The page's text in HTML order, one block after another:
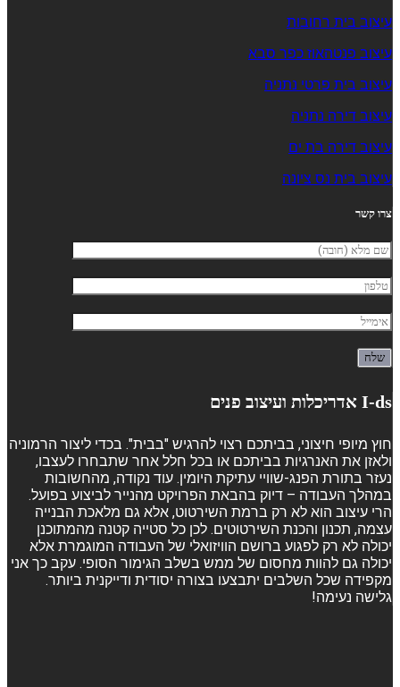
עיצוב בית רחובות
עיצוב פנטהאוז כפר סבא
עיצוב בית פרטי נתניה
עיצוב דירה נתניה
עיצוב דירה בת ים
עיצוב בית נס ציונה
צרו קשר
I-ds אדריכלות ועיצוב פנים
חוץ מיופי חיצוני, בביתכם רצוי להרגיש "בבית". בכדי ליצור הרמוניה
ולאזן את האנרגיות בביתכם או בכל חלל אחר שתבחרו לעצבו,
נעזר בתורת הפנג-שוויי עתיקת היומין. עוד נקודה, מהחשובות
במהלך העבודה – דיוק בהבאת הפרויקט מהנייר לביצוע בפועל.
הרי עיצוב הוא לא רק ברמת השירטוט, אלא גם מלאכת הבנייה
עצמה, תכנון והכנת השירטוטים. לכן כל סטייה קטנה מהמתוכנן
יכולה לא רק לפגוע ברושם הוויזואלי של העבודה המוגמרת אלא
יכולה גם להוות מחסום של ממש בשלב הגימור הסופי. עקב כך אני
מקפידה שכל השלבים יתבצעו בצורה יסודית ודייקנית ביותר.
גלישה נעימה!